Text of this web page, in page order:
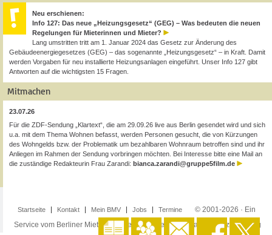
Neu erschienen:
Info 127: Das neue „Heizungsgesetz“ (GEG) – Was bedeuten die neuen
Regelungen für Mieterinnen und Mieter?
Lang umstritten tritt am 1. Januar 2024 das Gesetz zur Änderung des
Gebäudeenergiegesetzes (GEG) – das sogenannte „Heizungsgesetz“ – in Kraft. Damit
werden Vorgaben für neu installierte Heizungsanlagen eingeführt. Unser Info 127 gibt
Antworten auf die wichtigsten 15 Fragen.
Mitmachen
23.07.26
Für die ZDF-Sendung „Klartext“, die am 29.09.26 live aus Berlin gesendet wird und sich
u.a. mit dem Thema Wohnen befasst, werden Personen gesucht, die von Kürzungen
des Wohngelds bzw. der Problematik um bezahlbaren Wohnraum betroffen sind und ihr
Anliegen im Rahmen der Sendung vorbringen möchten. Bei Interesse bitte eine Mail an
die zuständige Redakteurin Frau Zarandi: bianca.zarandi@gruppe5film.de
Startseite Kontakt Mein BMV Jobs Termine
© 2001-2026 · Ein
Service vom Berliner Mieterverein e.V. ·Impressum·Datenschutzerklärung